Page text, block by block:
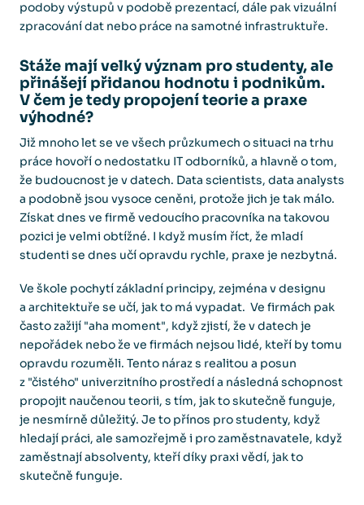
podoby výstupů v podobě prezentací, dále pak vizuální
zpracování dat nebo práce na samotné infrastruktuře.
Stáže mají velký význam pro studenty, ale
přinášejí přidanou hodnotu i podnikům.
V čem je tedy propojení teorie a praxe
výhodné?
Již mnoho let se ve všech průzkumech o situaci na trhu
práce hovoří o nedostatku IT odborníků, a hlavně o tom,
že budoucnost je v datech. Data scientists, data analysts
a podobně jsou vysoce ceněni, protože jich je tak málo.
Získat dnes ve firmě vedoucího pracovníka na takovou
pozici je velmi obtížné. I když musím říct, že mladí
studenti se dnes učí opravdu rychle, praxe je nezbytná.
Ve škole pochytí základní principy, zejména v designu
a architektuře se učí, jak to má vypadat. Ve firmách pak
často zažijí "aha moment", když zjistí, že v datech je
nepořádek nebo že ve firmách nejsou lidé, kteří by tomu
opravdu rozuměli. Tento náraz s realitou a posun
z "čistého" univerzitního prostředí a následná schopnost
propojit naučenou teorii, s tím, jak to skutečně funguje,
je nesmírně důležitý. Je to přínos pro studenty, když
hledají práci, ale samozřejmě i pro zaměstnavatele, když
zaměstnají absolventy, kteří díky praxi vědí, jak to
skutečně funguje.